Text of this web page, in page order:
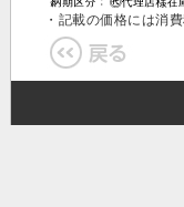
・記載の価格には消